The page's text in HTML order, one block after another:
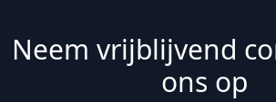
Neem vrijblijvend
ons op